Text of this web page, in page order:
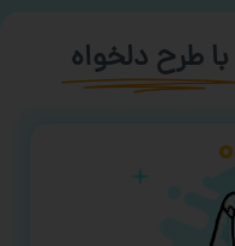
با طرح دلخواه